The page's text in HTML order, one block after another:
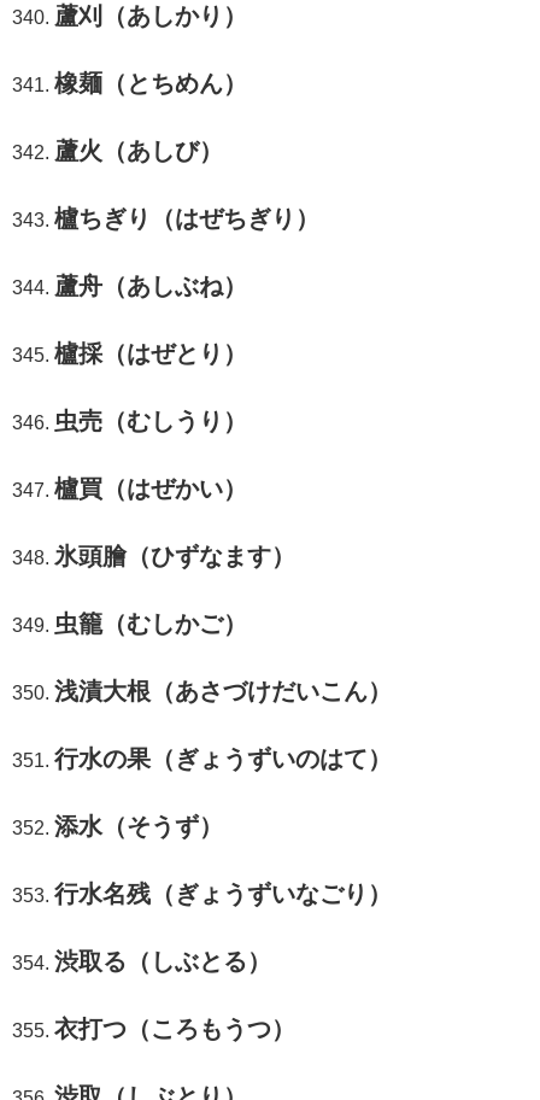
蘆刈（あしかり）
橡麺（とちめん）
蘆火（あしび）
櫨ちぎり（はぜちぎり）
蘆舟（あしぶね）
櫨採（はぜとり）
虫売（むしうり）
櫨買（はぜかい）
氷頭膾（ひずなます）
虫籠（むしかご）
浅漬大根（あさづけだいこん）
行水の果（ぎょうずいのはて）
添水（そうず）
行水名残（ぎょうずいなごり）
渋取る（しぶとる）
衣打つ（ころもうつ）